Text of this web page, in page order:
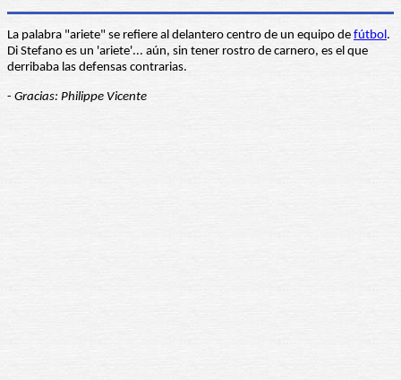
La palabra "ariete" se refiere al delantero centro de un equipo de fútbol.
Di Stefano es un 'ariete'... aún, sin tener rostro de carnero, es el que
derribaba las defensas contrarias.
- Gracias: Philippe Vicente